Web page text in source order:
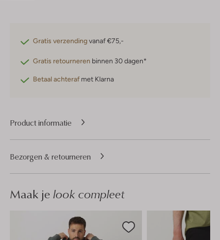
Gratis verzendingvanaf €75,-
Gratis retourneren binnen 30 dagen*
Betaal achteraf met Klarna
Product informatie
Bezorgen & retourneren
Maak je look compleet